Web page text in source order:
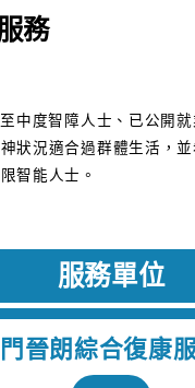
務
中度智障人士、已公開
狀況適合過群體生活，
智能人士。
服務單位
晉朗綜合復康